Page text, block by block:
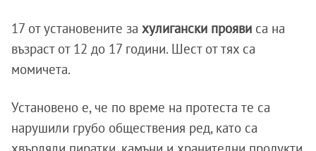
17 от установените за хулигански прояви са на
възраст от 12 до 17 години. Шест от тях са
момичета.
Установено е, че по време на протеста те са
нарушили грубо обществения ред, като са